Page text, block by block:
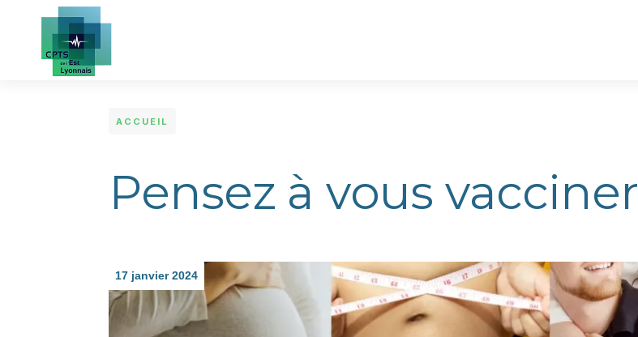
Aller au contenu principal
ACCUEIL
Pensez à vous vacciner
17 janvier 2024